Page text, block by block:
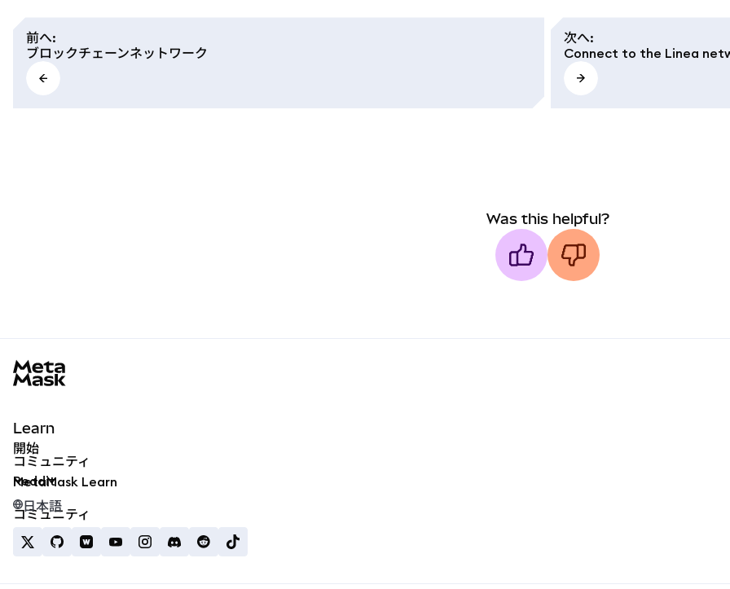
前へ:
ブロックチェーンネットワーク
次へ:
Connect to the Linea
Was this helpful?
Learn
開始
MetaMask Learn
コミュニティ
Reddit
コミュニティ
日本語